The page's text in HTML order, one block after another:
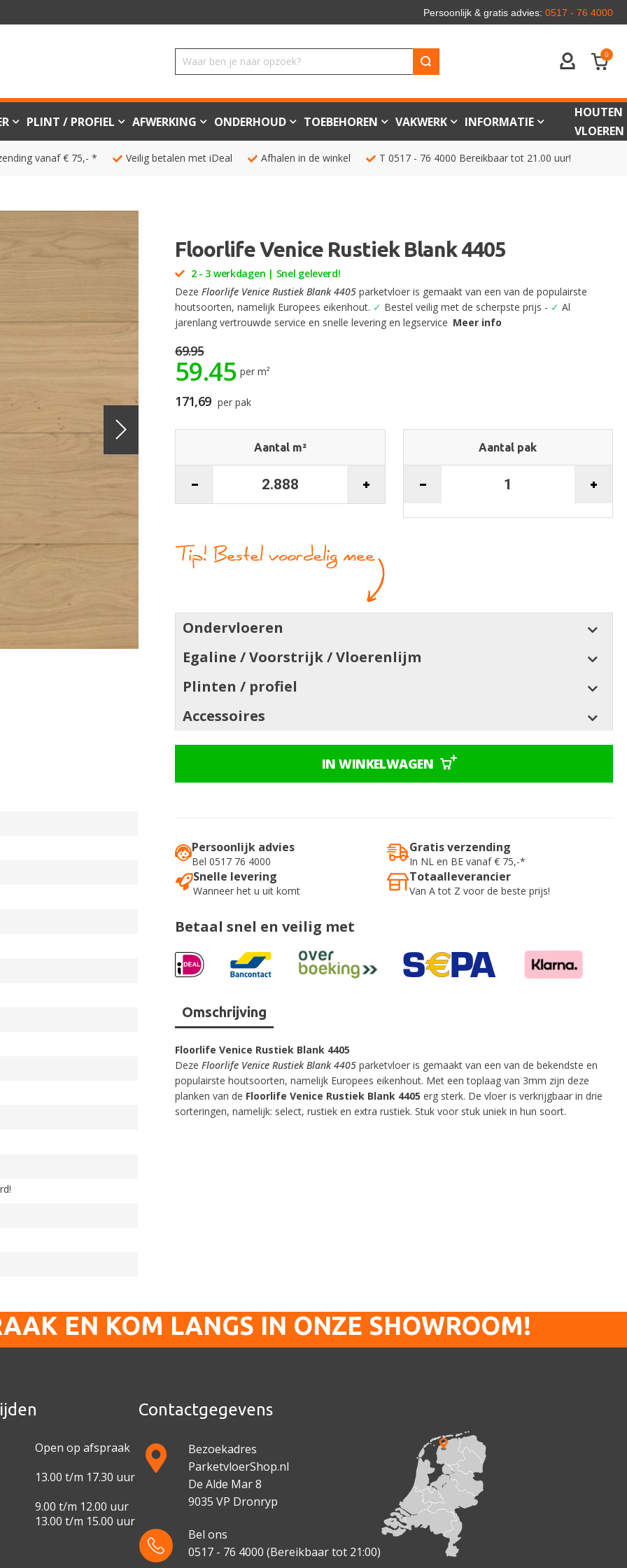
Persoonlijk & gratis advies: 0517 - 76 4000
ACCOUNT
0
PLINT / PROFIEL AFWERKING ONDERHOUD TOEBEHOREN VAKWERK INFORMATIE
HOUTEN
VLOEREN
vanaf € 75,- * Veilig betalen met iDeal Afhalen in de winkel T 0517 - 76 4000 Bereikbaar tot 21.00 uur!
Floorlife Venice Rustiek Blank 4405
2 - 3 werkdagen | Snel geleverd!
DezeFloorlife Venice Rustiek Blank 4405 parketvloer is gemaakt van een van de populairste
houtsoorten, namelijk Europees eikenhout. ✓ Bestel veilig met de scherpste prijs - ✓ Al
jarenlang vertrouwde service en snelle levering en legservice Meer info
69.95
59.45 per m²
171,69 per pak
Aantal pak
Aantal m²
Ondervloeren
Egaline / Voorstrijk / Vloerenlijm
Plinten / profiel
Accessoires
IN WINKELWAGEN
Persoonlijk advies
Bel 0517 76 4000
Gratis verzending
In NL en BE vanaf € 75,-*
Snelle levering
Wanneer het u uit komt
Totaalleverancier
Van A tot Z voor de beste prijs!
Betaal snel en veilig met
Omschrijving
Floorlife Venice Rustiek Blank 4405
DezeFloorlife Venice Rustiek Blank 4405 parketvloer is gemaakt van een van de bekendste en
populairste houtsoorten, namelijk Europees eikenhout. Met een toplaag van 3mm zijn deze
planken van de Floorlife Venice Rustiek Blank 4405 erg sterk. De vloer is verkrijgbaar in drie
sorteringen, namelijk: select, rustiek en extra rustiek. Stuk voor stuk uniek in hun soort.
EN KOM LANGS IN ONZE SHOWROOM!
Open op afspraak
13.00 t/m 17.30 uur
9.00 t/m 12.00 uur
13.00 t/m 15.00 uur
Contactgegevens
Bezoekadres
ParketvloerShop.nl
De Alde Mar 8
9035 VP Dronryp
Bel ons
0517 - 76 4000 (Bereikbaar tot 21:00)